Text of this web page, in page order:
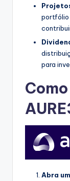
portfólio
para
Abra